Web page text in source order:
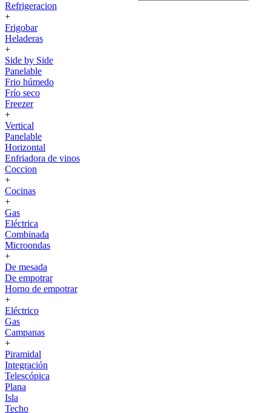
Refrigeracion
+
Frigobar
Heladeras
+
Side by Side
Panelable
Frio húmedo
Frío seco
Freezer
+
Vertical
Panelable
Horizontal
Enfriadora de vinos
Coccion
+
Cocinas
+
Gas
Eléctrica
Combinada
Microondas
+
De mesada
De empotrar
Horno de empotrar
+
Eléctrico
Gas
Campanas
+
Piramidal
Integración
Telescópica
Plana
Isla
Techo